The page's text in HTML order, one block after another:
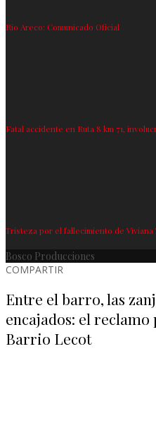
Rio Areco: Comunicado Oficial
Fatal accidente en Ruta 8 km 71,
Tristeza por el fallecimiento de Viviana
Bosco Producciones
COMPARTIR
Entre el barro, las
encajados: el reclamo
Barrio Lecot